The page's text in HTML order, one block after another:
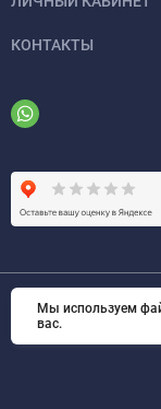
КОНТАКТЫ
© 2026 ООО
Мы используем
вас.